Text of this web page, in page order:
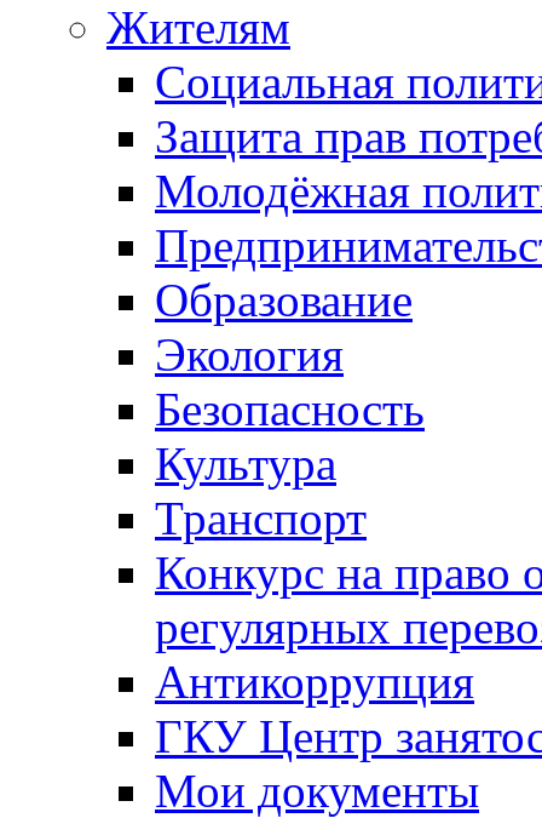
Жителям
Социальная
Защита прав
Молодёжная
Образование
Экология
Безопасность
Культура
Транспорт
Конкурс на право
регулярных
Антикоррупция
ГКУ Центр
Мои документы